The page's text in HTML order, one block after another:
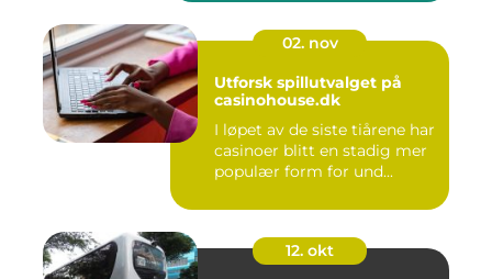
02. nov
Utforsk spillutvalget på
casinohouse.dk
I løpet av de siste tiårene har
casinoer blitt en stadig mer
populær form for und...
12. okt